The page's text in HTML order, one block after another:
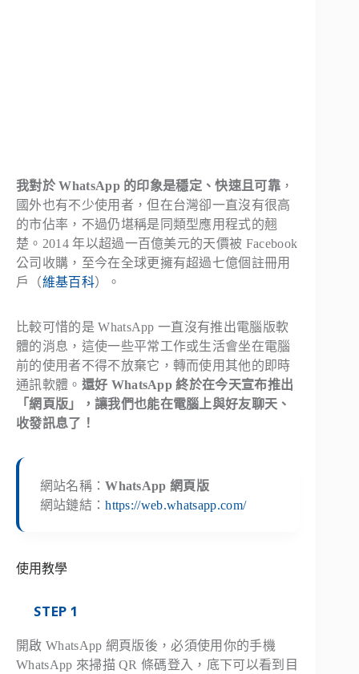
我對於 WhatsApp 的印象是穩定、快速且可靠 ，
國外也有不少使用者，但在台灣卻一直沒有很高
的市佔率，不過仍堪稱是同類型應用程式的翹
楚。2014 年以超過一百億美元的天價被 Facebook
公司收購，至今在全球更擁有超過七億個註冊用
戶（維基百科）。
比較可惜的是 WhatsApp 一直沒有推出電腦版軟
體的消息，這使一些平常工作或生活會坐在電腦
前的使用者不得不放棄它，轉而使用其他的即時
通訊軟體。 還好 WhatsApp 終於在今天宣布推出
「網頁版」，讓我們也能在電腦上與好友聊天、
收發訊息了！
網站名稱：WhatsApp 網頁版
網站鏈結：https://web.whatsapp.com/
使用教學
STEP 1
開啟 WhatsApp 網頁版後，必須使用你的手機
WhatsApp 來掃描 QR 條碼登入，底下可以看到目